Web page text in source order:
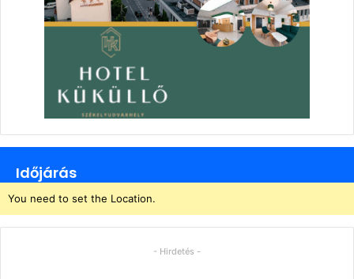
Időjárás
You need to set the Location.
- Hirdetés -